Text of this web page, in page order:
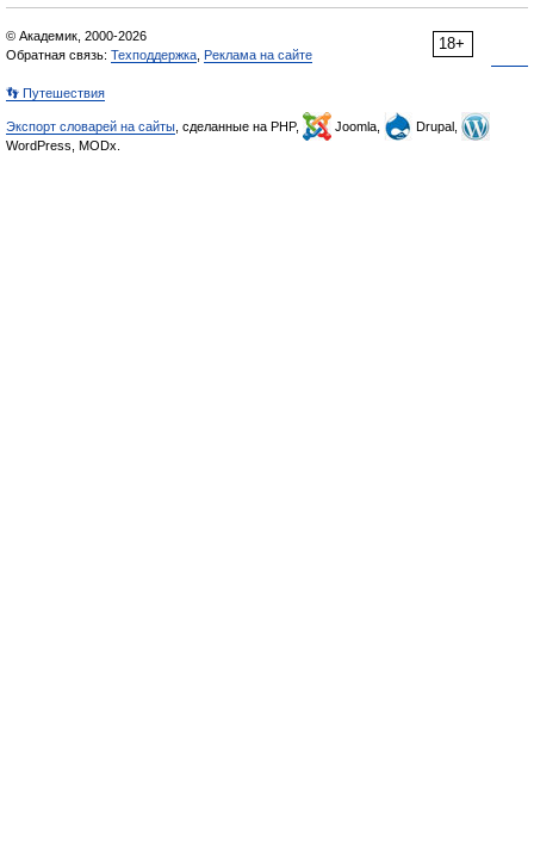
18+
© Академик, 2000-2026
Обратная связь: Техподдержка Реклама на сайте
👣 Путешествия
Экспорт словарей на сайты , сделанные на PHP, Joomla,
Drupal,
WordPress, MODx.